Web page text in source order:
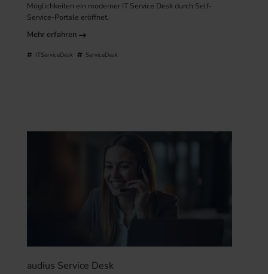
Möglichkeiten ein moderner IT Service Desk durch Self-
Service-Portale eröffnet.
Mehr erfahren
ITServiceDesk ServiceDesk
audius Service Desk